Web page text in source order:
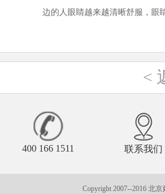
边的人眼睛越来越清晰舒服，眼
<
400 166 1511 联系我们
Copyright 2007--2016 北